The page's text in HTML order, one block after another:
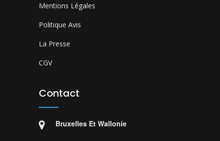
Mentions Légales
Politique Avis
La Presse
CGV
Contact
Bruxelles Et Wallonie